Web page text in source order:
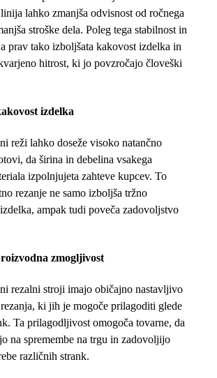
lahko zmanjša odvisnost od ročnega
stroške dela. Poleg tega stabilnost in
prav tako izboljšata kakovost izdelka in
hitrost, ki jo povzročajo človeški
izdelka
reži lahko doseže visoko natančno
da širina in debelina vsakega
izpolnjujeta zahteve kupcev. To
rezanje ne samo izboljša tržno
ampak tudi poveča zadovoljstvo
zmogljivost
rezalni stroji imajo običajno nastavljivo
ki jih je mogoče prilagoditi glede
Ta prilagodljivost omogoča tovarne, da
na spremembe na trgu in zadovoljijo
različnih strank.